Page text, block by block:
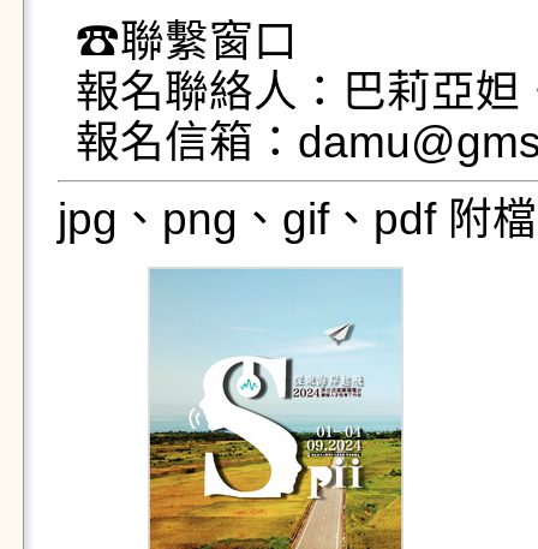
☎聯繫窗口
報名聯絡人：巴莉亞
報名信箱：
jpg、png、gif、pdf 附